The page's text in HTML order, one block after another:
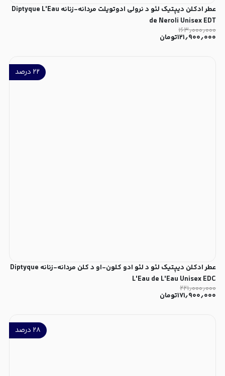
عطر ادکلن دیپتیک لئو د نرولی ادوتویلت مردانه-زنانه Diptyque L'Eau
de Neroli Unisex EDT
۱۶۳٫۰۰۰٫۰۰۰
۱۲۱٫۹۰۰٫۰۰۰تومان
۲۲ درصد
عطر ادکلن دیپتیک لئو د لئو ادو کلون-او د کلن مردانه-زنانه Diptyque
L'Eau de L'Eau Unisex EDC
۲۲۱٫۰۰۰٫۰۰۰
۱۷۱٫۹۰۰٫۰۰۰تومان
۲۸ درصد